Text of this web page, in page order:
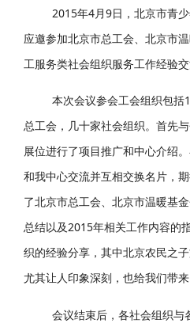
2015年4月9日，北京市青
应邀参加北京市总工会、北京市
工服务类社会组织服务工作经验
本次会议参会工会组织包
总工会，几十家社会组织。首先
展位进行了项目推广和中心介绍
和我中心交流并互相交换名片，
了北京市总工会、北京市温暖基
总结以及2015年相关工作内容的
织的经验分享，其中北京农民之
尤其让人印象深刻，也给我们带来
会议结束后，各社会组织与